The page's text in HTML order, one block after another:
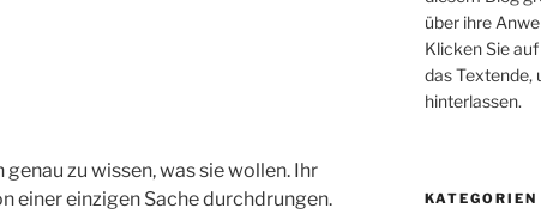
zu wissen, was sie wollen. Ihr
einer einzigen Sache durchdrungen.
über ihre
Klicken Sie
das Textende,
hinterlassen.
KATEGORIEN